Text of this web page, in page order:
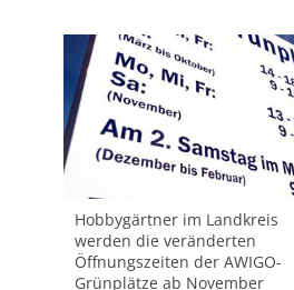
Hobbygärtner im Landkreis
werden die veränderten
Öffnungszeiten der AWIGO-
Grünplätze ab November